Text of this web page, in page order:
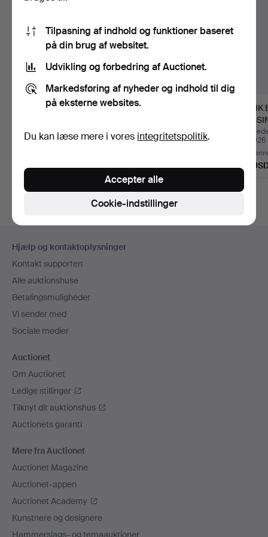
ANTIK ÆSKE AF
TALLET MED U…
Opnåede hammerslag 6
aug 2026
54 USD
HEALS MID CENTURY
Opnåede hammerslag 29
jul 2026
101 USD
jul 2026
115
Hjælp og kontaktoplysninger
Kontakt supporten
Alle auktionshuse
Betalingsmuligheder
Vi sender med
Sociale medier
Auctionet
Om Auctionet
Ledige stillinger
Tilknyt dit auktionshus
Auctionets garanti
Mere fra Auctionet
Auctionet Magazine
Auctionet-appen
Auctionet Academy
Kunstnere og designere
Hammerslags- og temaauktioner
Tilpasning af indhold og funktioner baseret
på din brug af websitet.
Udvikling og forbedring af Auctionet.
Markedsføring af nyheder og indhold til dig
på eksterne websites.
Du kan læse mere i vores integritetspolitik.
Cookie-indstillinger
Accepter alle